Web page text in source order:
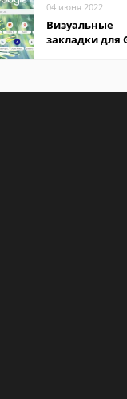
04 июня 2022
Визуальные
закладки для